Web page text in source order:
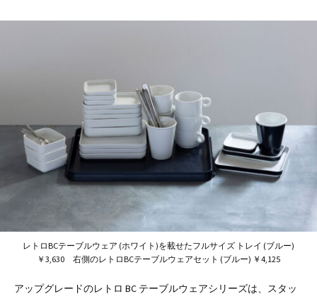
レトロBCテーブルウェア (ホワイト)を載せたフルサイズ トレイ (ブルー)
￥3,630 右側のレトロBCテーブルウェアセット (ブルー) ￥4,125
アップグレードのレトロ BC テーブルウェアシリーズは、スタッ